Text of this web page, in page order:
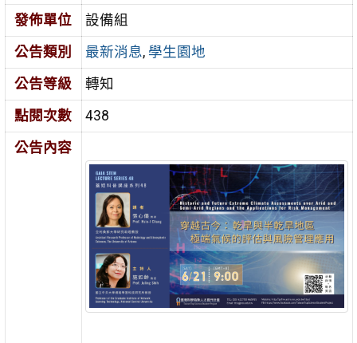
發佈單位
設備組
公告類別
最新消息, 學生園地
公告等級
轉知
點閱次數
438
公告內容